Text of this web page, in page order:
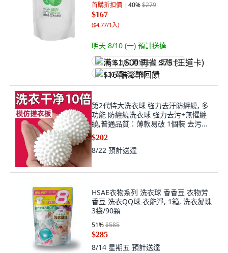
首購折扣價 40%$279
$167
($4.77/1入)
明天 8/10 (一) 預計送達
满 $1,500 再省 $75 (王道卡)
$16 酷澎幣回饋
第2代特大洗衣球 強力去汙防纏繞, 多
功能 防纏繞洗衣球 強力去污+無懼纏
繞,普通品質：薄款易破 1個裝 去污易
纏繞
$202
8/22 預計送達
HSAE衣物系列 洗衣球 香香豆 衣物芳
香豆 洗衣QQ球 衣能淨, 1箱, 洗衣凝珠
3袋/90顆
51%$585
$285
8/14 星期五 預計送達